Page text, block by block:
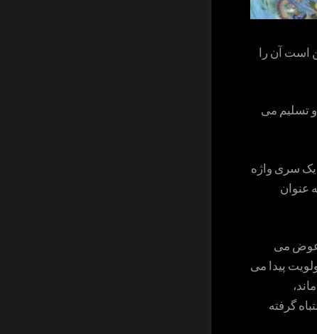
است آن را
تسلیم می
یک سری واژه
عنوان
عوض می
پیدا می
گرفته